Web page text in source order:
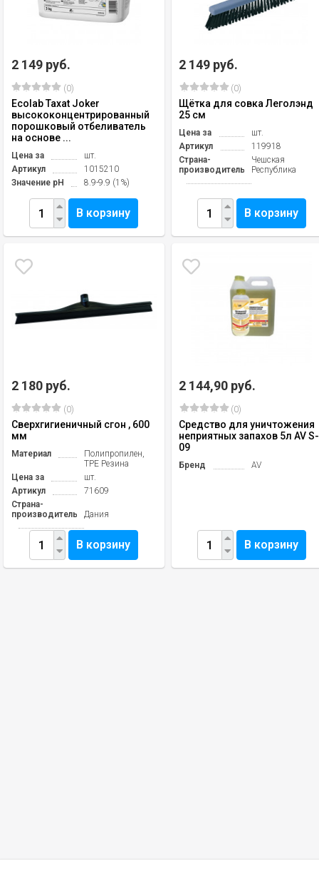
2 149 руб.
(0)
Ecolab Taxat Joker
высококонцентрированный
порошковый отбеливатель
на основе ...
Цена за
шт.
Артикул
1015210
Значение pH
8.9-9.9 (1%)
В корзину
2 149 руб.
(0)
Щётка для совка Леголэнд
25 см
Цена за
шт.
Артикул
119918
Страна-
производитель
Чешская
Республика
В корзину
2 180 руб.
(0)
Сверхгигиеничный сгон , 600
мм
Материал
Полипропилен,
TPE Резина
Цена за
шт.
Артикул
71609
Страна-
производитель
Дания
В корзину
2 144,90 руб.
(0)
Средство для уничтожения
неприятных запахов 5л AV S-
09
Бренд AV
В корзину